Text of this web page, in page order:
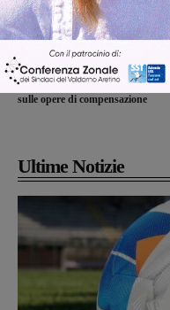
Articolo precedente
Terza corsia autostradale: dibattito
sulle opere di compensazione
Ultime Notizie